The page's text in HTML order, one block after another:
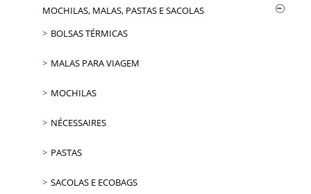
MOCHILAS, MALAS, PASTAS E SACOLAS
BOLSAS TÉRMICAS
MALAS PARA VIAGEM
MOCHILAS
NÉCESSAIRES
PASTAS
SACOLAS E ECOBAGS